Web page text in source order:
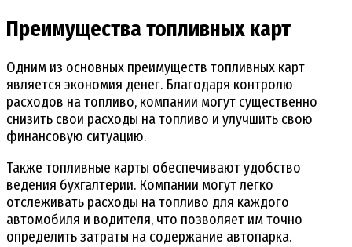
Преимущества топливных карт
Одним из основных преимуществ топливных карт
является экономия денег. Благодаря контролю
расходов на топливо, компании могут существенно
снизить свои расходы на топливо и улучшить свою
финансовую ситуацию.
Также топливные карты обеспечивают удобство
ведения бухгалтерии. Компании могут легко
отслеживать расходы на топливо для каждого
автомобиля и водителя, что позволяет им точно
определить затраты на содержание автопарка.